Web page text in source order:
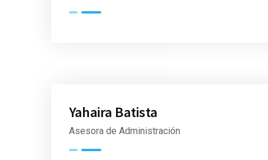
Yahaira Batista
Asesora de Administración